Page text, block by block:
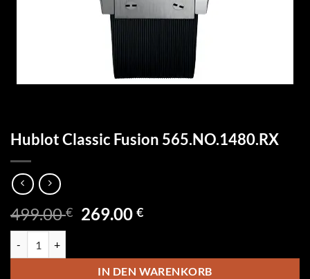
Hublot Classic Fusion 565.NO.1480.RX
499.00€ Ursprünglicher
499.00 €
269.00€Aktueller
269.00 €.
IN DEN WARENKORB